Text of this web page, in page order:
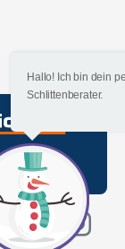
Hallo! Ich bin dein
Schlittenberater.